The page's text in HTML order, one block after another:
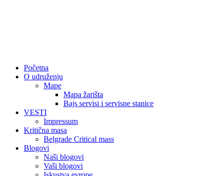
Početna
O udruženju
Mape
Mapa žarišta
Bajs servisi i servisne stanice
VESTI
Impressum
Kritična masa
Belgrade Critical mass
Blogovi
Naši blogovi
Vaši blogovi